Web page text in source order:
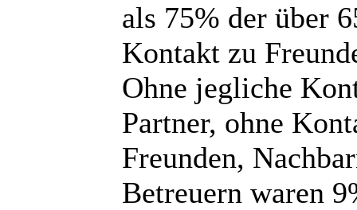
als 75% der über
Kontakt zu
Ohne jegliche
Partner, ohne
Freunden,
Betreuern waren